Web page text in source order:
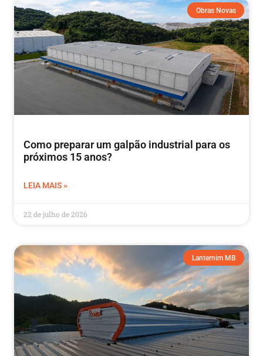
Obras Novas
Como preparar um galpão industrial para os
próximos 15 anos?
LEIA MAIS »
22 de julho de 2026
Lanternim MB